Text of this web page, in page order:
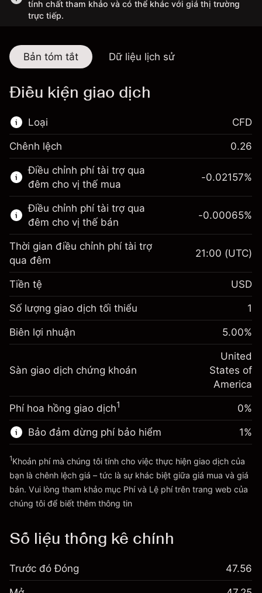
tính chất tham khảo và có thể khác với giá thị trường
trực tiếp.
Bản tóm tắt Dữ liệu lịch sử
Điều kiện giao dịch
Loại
Thị trường tài chính này chỉ dành cho giao
dịch CFD.
Tìm hiểu thêm về:
CFD
CFD
Chênh lệch 0.26
Điều chỉnh phí tài trợ qua
đêm cho vị thế mua
Biên lợi nhuận. Đầu tư
của bạn
Điều chỉnh phí tài trợ qua
đêm
Phí được tính trên toàn bộ giá
-0.021568
%
(-$4.31)
Quy mô giao dịch với đòn bẩy ~
$20,000.00
Đi đến nền tảng
-0.02157%
Điều chỉnh phí tài trợ qua
đêm cho vị thế bán
Biên lợi nhuận. Đầu tư
của bạn
$1,000.00
đêm
trị vị thế.
-0.000654
%
(-$0.13)
Quy mô giao dịch với đòn bẩy ~
Tiền từ đòn bẩy ~ $ $19,000.00
Đi đến nền tảng
-0.00065%
Thời gian điều chỉnh phí tài trợ
qua đêm
21:00 (UTC)
Tiền tệ USD
Số lượng giao dịch tối thiểu 1
Biên lợi nhuận 5.00%
Sàn giao dịch chứng khoán
United
States of
America
Phí hoa hồng giao dịch1 0%
Bảo đảm dừng phí bảo hiểm
Phí và Lệ phí
1%
1Khoản phí mà chúng tôi tính cho việc thực hiện giao dịch của
bạn là chênh lệch giá – tức là sự khác biệt giữa giá mua và giá
bán. Vui lòng tham khảo mục Phí và Lệ phítrên trang web của
chúng tôi để biết thêm thông tin
Số liệu thống kê chính
Trước đó Đóng 47.56